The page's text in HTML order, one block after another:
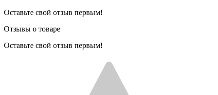
Оставьте свой отзыв первым!
Отзывы о товаре
Оставьте свой отзыв первым!